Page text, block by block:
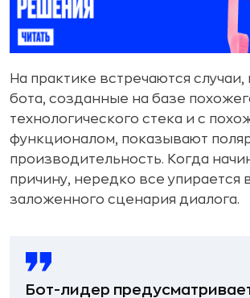
На практике встречаются случаи,
бота, созданные на базе
технологического стека и с
функционалом, показывают
производительность. Когда
причину, нередко все упирается
заложенного сценария диалога.
Бот-лидер